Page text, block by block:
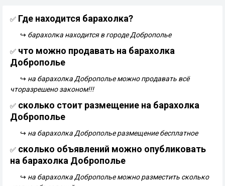
✅ Где находится барахолка?
↪ барахолка находится в городе Доброполье
✅ что можно продавать на барахолка
Доброполье
↪ на барахолка Доброполье можно продавать всё
чторазрешено законом!!!
✅ сколько стоит размещение на барахолка
Доброполье
↪ на барахолка Доброполье размещение бесплатное
✅ сколько объявлений можно опубликовать
на барахолка Доброполье
↪ на барахолка Доброполье можно разместить сколько